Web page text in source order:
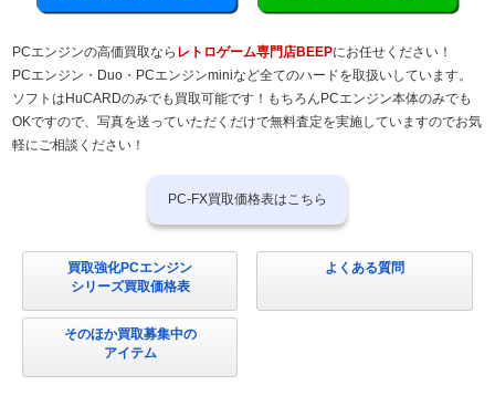
PCエンジンの高価買取なら レトロゲーム専門店BEEPにお任せください！
PCエンジン・Duo・PCエンジンminiなど全てのハードを取扱いしています。
ソフトはHuCARDのみでも買取可能です！もちろんPCエンジン本体のみでも
OKですので、写真を送っていただくだけで無料査定を実施していますのでお気
軽にご相談ください！
PC-FX買取価格表はこちら
買取強化PCエンジン
シリーズ買取価格表
よくある質問
そのほか買取募集中の
アイテム